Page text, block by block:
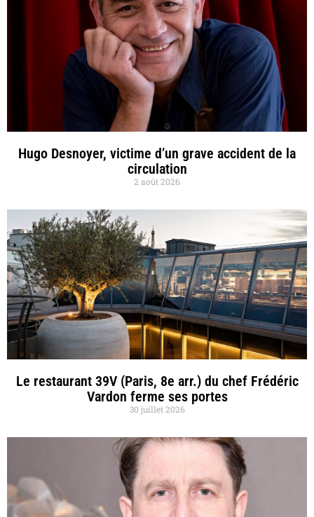
Hugo Desnoyer, victime d’un grave accident de la
circulation
2 août 2026
Le restaurant 39V (Paris, 8e arr.) du chef Frédéric
Vardon ferme ses portes
30 juillet 2026